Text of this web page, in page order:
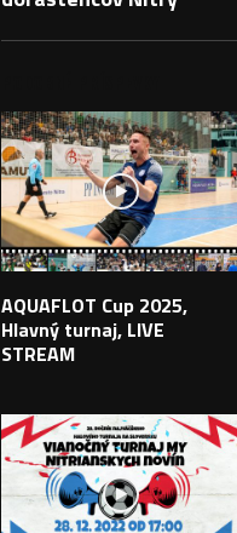
AQUAFLOT Cup 2025,
Hlavný turnaj, LIVE
STREAM